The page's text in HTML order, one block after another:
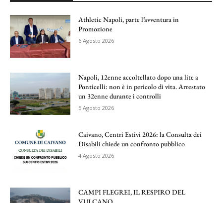
Athletic Napoli, parte l’avventura in
Promozione
6 Agosto 2026
Napoli, 12enne accoltellato dopo una lite a
Ponticelli: non è in pericolo di vita. Arrestato
un 32enne durante i controlli
5 Agosto 2026
Caivano, Centri Estivi 2026: la Consulta dei
Disabili chiede un confronto pubblico
4 Agosto 2026
CAMPI FLEGREI, IL RESPIRO DEL